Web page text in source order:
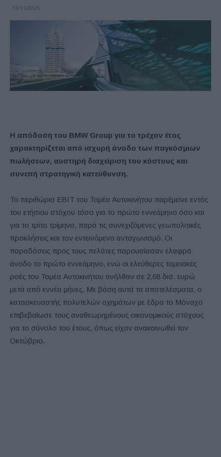
13/11/2025
Η απόδοση του BMW Group για το τρέχον έτος
χαρακτηρίζεται από ισχυρή άνοδο των παγκόσμιων
πωλήσεων, αυστηρή διαχείριση του κόστους και
συνεπή στρατηγική κατεύθυνση.
Το περιθώριο EBIT του Τομέα Αυτοκινήτου παρέμεινε εντός
του ετήσιου στόχου τόσο για το πρώτο εννεάμηνο όσο και
για το τρίτο τρίμηνο, παρά τις συνεχιζόμενες γεωπολιτικές
προκλήσεις και τον εντεινόμενο ανταγωνισμό. Οι
παραδόσεις προς τους πελάτες παρουσίασαν ελαφρά
άνοδο το πρώτο εννεάμηνο, ενώ οι ελεύθερες ταμειακές
ροές του Τομέα Αυτοκινήτου ανήλθαν σε 2,68 δισ. ευρώ
μετά από εννέα μήνες. Με βάση αυτά τα αποτελέσματα, ο
κατασκευαστής πολυτελών οχημάτων με έδρα το Μόναχο
επιβεβαίωσε τους αναθεωρημένους οικονομικούς στόχους
για το σύνολο του έτους, όπως είχαν ανακοινωθεί τον
Οκτώβριο.